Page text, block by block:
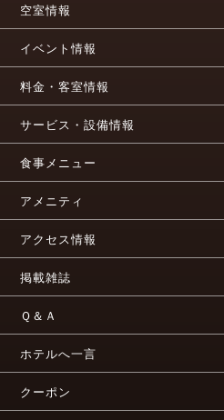
空室情報
イベント情報
料金・客室情報
サービス・設備情報
食事メニュー
アメニティ
アクセス情報
掲載雑誌
Ｑ＆Ａ
ホテルへ一言
クーポン